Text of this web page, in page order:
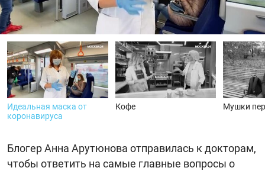
видео
Идеальная маска от
коронавируса
Кофе Мушки
Блогер Анна Арутюнова отправилась к докторам,
чтобы ответить на самые главные вопросы о